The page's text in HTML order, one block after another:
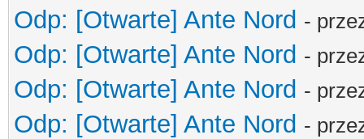
Odp: [Otwarte] Ante Nord -
Odp: [Otwarte] Ante Nord -
Odp: [Otwarte] Ante Nord -
Odp: [Otwarte] Ante Nord -